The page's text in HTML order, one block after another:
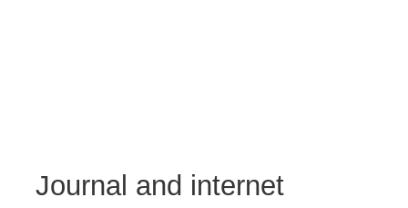
Journal and internet